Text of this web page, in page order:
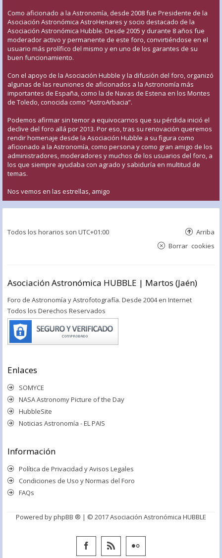
Como aficionado a la Astronomía, desde 2008 fue Presidente de la
Asociación Astronómica AstroHenares y socio destacado de la
Asociación Astronómica Hubble. Desde 2005 y durante 8 años fue
moderador activo y permanente de este foro, convirtiéndose en el
usuario más prolífico del mismo y en uno de los garantes de su
buen funcionamiento.
Con el apoyo de la Asociación Hubble y la difusión del foro, organizó
algunas de las reuniones de aficionados a la Astronomía más
importantes de España, como la de Navas de Estena en los Montes
de Toledo, conocida como “AstroArbacia”.
Podemos afirmar sin temor a equivocarnos que su pérdida inició el
declive del foro allá por 2013. Por eso, tras su renovación queremos
rendir homenaje desde la Asociación Hubble a su figura como
aficionado a la Astronomía, como persona y como gran amigo de los
administradores, moderadores y muchos de los usuarios del foro, a
los que siempre ayudaba con agrado y sabiduría en multitud de
temas.
Nos vemos en las estrellas, amigo
Todos los horarios son UTC+01:00 Arriba
Borrar cookies
Asociación Astronómica HUBBLE | Martos (Jaén)
Foro de Astronomía y Astrofotografía. Desde 2004 en Internet
Todos los Derechos Reservados
Enlaces
SOMYCE
NASA Astronomy Picture of the Day
HubbleSite
Noticias Astronomía - EL PAIS
Información
Política de Privacidad y Avisos Legales
Condiciones de Uso y Normas del Foro
FAQs
Powered byphpBB ® | © 2017 Asociación Astronómica HUBBLE